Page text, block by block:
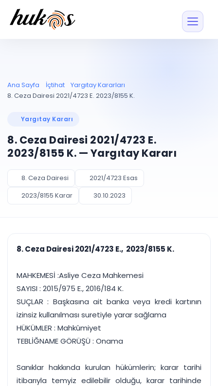
Entegrasyonu
UYAP ile otomatik
UYAP Evrak
Entegrasyonu
UETS Entegrasyonu
Tebligatları anında
Vekalet
PLANLAMA & TAKİP
Pano ve Takip
Duruşma ve görev
takvimi
Bildirim
Süreleri asla kaçırmayın
takibi
Tek panelde uçtan uca yönetim
UYAP & UETS entegrasyonundan finansa, hepsi bir arada.
Tüm özellikleri inceleyin
Blog
Ücretsiz Başlayın Giriş Yap
Ana Sayfa İçtihat
Yargıtay Kararları
8. Ceza Dairesi 2021/4723 E. 2023/8155 K.
Yargıtay Kararı
8. Ceza Dairesi 2021/4723 E.
2023/8155 K. — Yargıtay Kararı
8. Ceza Dairesi
2021/4723 Esas
2023/8155 Karar
30.10.2023
8. Ceza Dairesi 2021/4723 E., 2023/8155 K.
MAHKEMESİ :Asliye Ceza Mahkemesi
SAYISI : 2015/975 E., 2016/184 K.
SUÇLAR : Başkasına ait banka veya kredi kartının
izinsiz kullanılması suretiyle yarar sağlama
HÜKÜMLER : Mahkûmiyet
TEBLİĞNAME GÖRÜŞÜ : Onama
Sanıklar hakkında kurulan hükümlerin; karar tarihi
itibarıyla temyiz edilebilir olduğu, karar tarihinde